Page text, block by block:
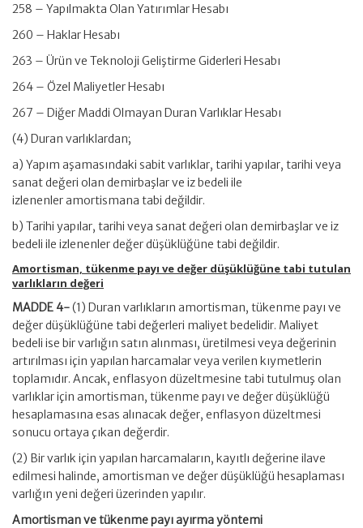
258 – Yapılmakta Olan Yatırımlar Hesabı
260 – Haklar Hesabı
263 – Ürün ve Teknoloji Geliştirme Giderleri Hesabı
264 – Özel Maliyetler Hesabı
267 – Diğer Maddi Olmayan Duran Varlıklar Hesabı
(4) Duran varlıklardan;
a) Yapım aşamasındaki sabit varlıklar, tarihi yapılar, tarihi veya
sanat değeri olan demirbaşlar ve iz bedeli ile
izlenenler amortismana tabi değildir.
b) Tarihi yapılar, tarihi veya sanat değeri olan demirbaşlar ve iz
bedeli ile izlenenler değer düşüklüğüne tabi değildir.
Amortisman, tükenme payı ve değer düşüklüğüne tabi tutulan
varlıkların değeri
MADDE 4-(1) Duran varlıkların amortisman, tükenme payı ve
değer düşüklüğüne tabi değerleri maliyet bedelidir. Maliyet
bedeli ise bir varlığın satın alınması, üretilmesi veya değerinin
artırılması için yapılan harcamalar veya verilen kıymetlerin
toplamıdır. Ancak, enflasyon düzeltmesine tabi tutulmuş olan
varlıklar için amortisman, tükenme payı ve değer düşüklüğü
hesaplamasına esas alınacak değer, enflasyon düzeltmesi
sonucu ortaya çıkan değerdir.
(2) Bir varlık için yapılan harcamaların, kayıtlı değerine ilave
edilmesi halinde, amortisman ve değer düşüklüğü hesaplaması
varlığın yeni değeri üzerinden yapılır.
Amortisman ve tükenme payı ayırma yöntemi